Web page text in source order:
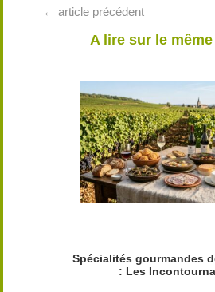
←article précédent
A lire sur le
Spécialités gourmandes
: Les